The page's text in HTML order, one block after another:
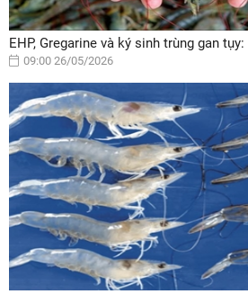
EHP, Gregarine và ký sinh trùng gan
09:00 26/05/2026